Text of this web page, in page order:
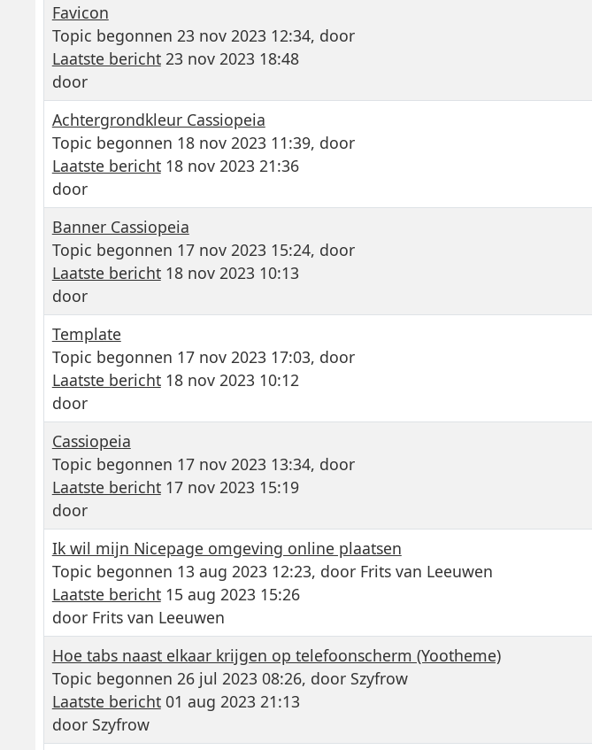
Favicon
Topic begonnen 23 nov 2023 12:34, door
Laatste bericht23 nov 2023 18:48
door
Achtergrondkleur Cassiopeia
Topic begonnen 18 nov 2023 11:39, door
Laatste bericht18 nov 2023 21:36
door
Banner Cassiopeia
Topic begonnen 17 nov 2023 15:24, door
Laatste bericht18 nov 2023 10:13
door
Template
Topic begonnen 17 nov 2023 17:03, door
Laatste bericht18 nov 2023 10:12
door
Cassiopeia
Topic begonnen 17 nov 2023 13:34, door
Laatste bericht17 nov 2023 15:19
door
Ik wil mijn Nicepage omgeving online plaatsen
Topic begonnen 13 aug 2023 12:23, door Frits van Leeuwen
Laatste bericht15 aug 2023 15:26
door Frits van Leeuwen
Hoe tabs naast elkaar krijgen op telefoonscherm (Yootheme)
Topic begonnen 26 jul 2023 08:26, door Szyfrow
Laatste bericht01 aug 2023 21:13
door Szyfrow